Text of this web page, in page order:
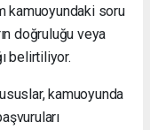
kamuoyundaki soru
doğruluğu veya
belirtiliyor.
kamuoyunda